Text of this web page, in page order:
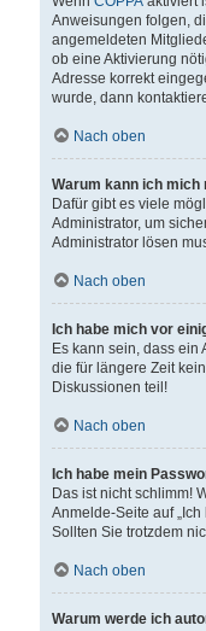
Anweisungen folgen,
angemeldeten
ob eine Aktivierung
Adresse korrekt
wurde, dann
Nach oben
Warum kann ich mich
Dafür gibt es viele
Administrator, um
Administrator lösen
Nach oben
Ich habe mich vor
Es kann sein, dass
die für längere Zeit
Diskussionen teil!
Nach oben
Ich habe mein
Das ist nicht schlimm!
Anmelde-Seite auf
Sollten Sie trotzdem
Nach oben
Warum werde ich